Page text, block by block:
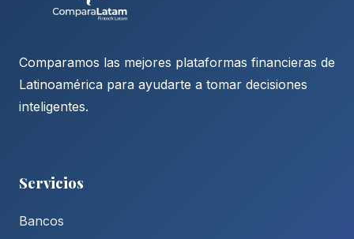
Comparamos las mejores plataformas financieras de
Latinoamérica para ayudarte a tomar decisiones
inteligentes.
Servicios
Bancos